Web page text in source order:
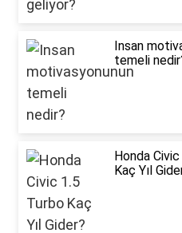
Insan
temeli
Honda
Kaç Yıl